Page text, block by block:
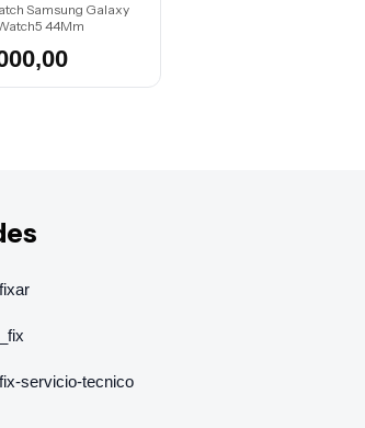
Samsung Galaxy
44Mm